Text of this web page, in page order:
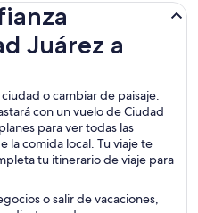
Juárez a
o cambiar de paisaje.
con un vuelo de Ciudad
para ver todas las
la comida local. Tu viaje te
tu itinerario de viaje para
o salir de vacaciones,